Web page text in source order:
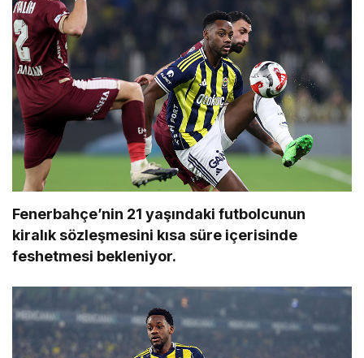
Fenerbahçe’nin 21 yaşındaki futbolcunun
kiralık sözleşmesini kısa süre içerisinde
feshetmesi bekleniyor.